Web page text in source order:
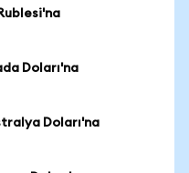
Doları'na
Doları'na